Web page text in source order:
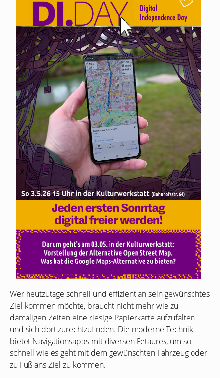
Wer heutzutage schnell und effizient an sein gewünschtes
Ziel kommen möchte, braucht nicht mehr wie zu
damaligen Zeiten eine riesige Papierkarte aufzufalten
und sich dort zurechtzufinden. Die moderne Technik
bietet Navigationsapps mit diversen Fetaures, um so
schnell wie es geht mit dem gewünschten Fahrzeug oder
zu Fuß ans Ziel zu kommen.